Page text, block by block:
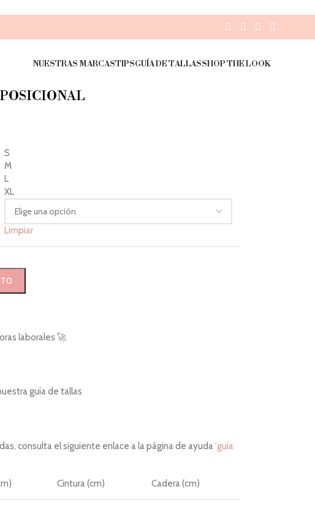
NUESTRAS MARCASTIPSGUÍA DE TALLASSHOP THE LOOK
S
M
L
XL
Limpiar
laborales 🚀
guía de tallas
consulta el siguiente enlace a la página de ayuda'guía
Cintura (cm) Cadera (cm)